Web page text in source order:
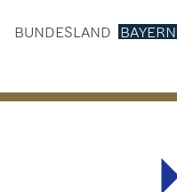
BUNDESLAND BAYERN